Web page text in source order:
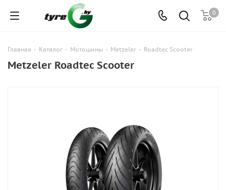
0
Главная - Каталог - Мотошины - Metzeler - Roadtec Scooter
Metzeler Roadtec Scooter